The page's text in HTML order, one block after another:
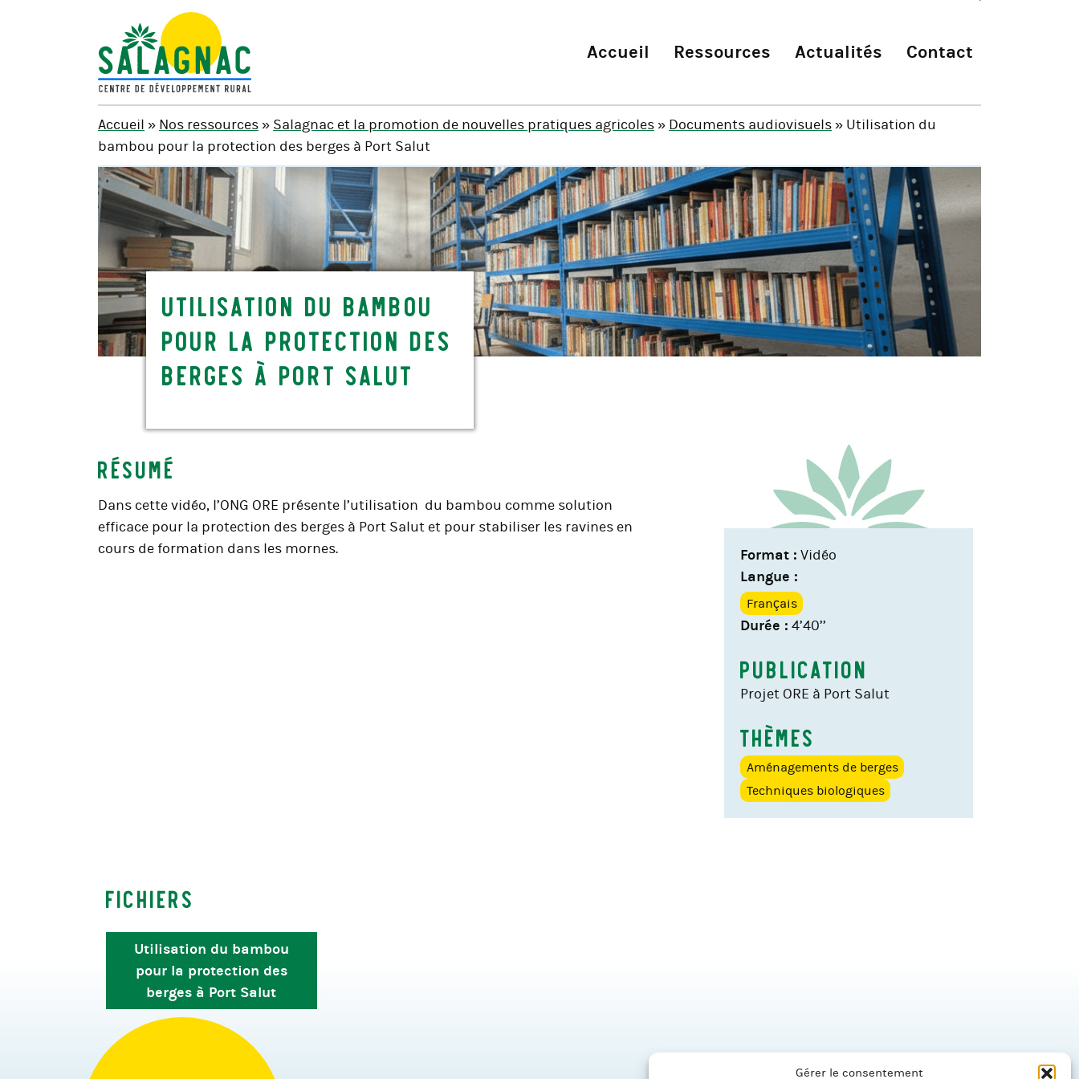
Gérer le consentement
SALAGNAC
Accueil Ressources Actualités Contact
Accueil » Nos ressources» Salagnac et la promotion de nouvelles pratiques agricoles» Documents audiovisuels» Utilisation du
bambou pour la protection des berges à Port Salut
Utilisation du bambou
pour la protection des
berges à Port Salut
Résumé
Dans cette vidéo, l’ONG ORE présente l’utilisation du bambou comme solution
efficace pour la protection des berges à Port Salut et pour stabiliser les ravines en
cours de formation dans les mornes.
Format : Vidéo
Langue :
Français
Durée : 4’40’’
Publication
Projet ORE à Port Salut
Thèmes
Aménagements de berges
Techniques biologiques
Fichiers
Utilisation du bambou
pour la protection des
berges à Port Salut